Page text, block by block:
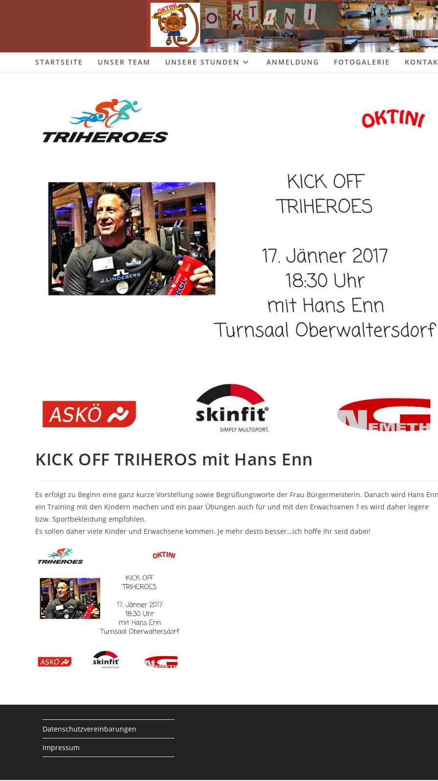
STARTSEITE UNSER TEAM UNSERE STUNDEN ANMELDUNG FOTOGALERIE
KICK OFF TRIHEROS mit Hans Enn
Es erfolgt zu Beginn eine ganz kurze Vorstellung sowie Begrüßungsworte der Frau Bürgermeisterin. Danach wird Hans Enn
ein Training mit den Kindern machen und ein paar Übungen auch für und mit den Erwachsenen ? es wird daher legere
bzw. Sportbekleidung empfohlen.
Es sollen daher viele Kinder und Erwachsene kommen. Je mehr desto besser…ich hoffe ihr seid dabei!
Datenschutzvereinbarungen
Impressum